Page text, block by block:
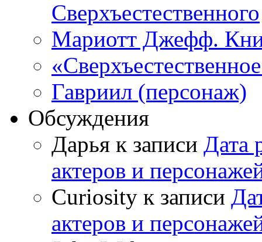
Сверхъестественного
Мариотт Джефф.
Гавриил (персонаж)
Обсуждения
Дарья к записи Дата
актеров и
Curiosity к записи
актеров и